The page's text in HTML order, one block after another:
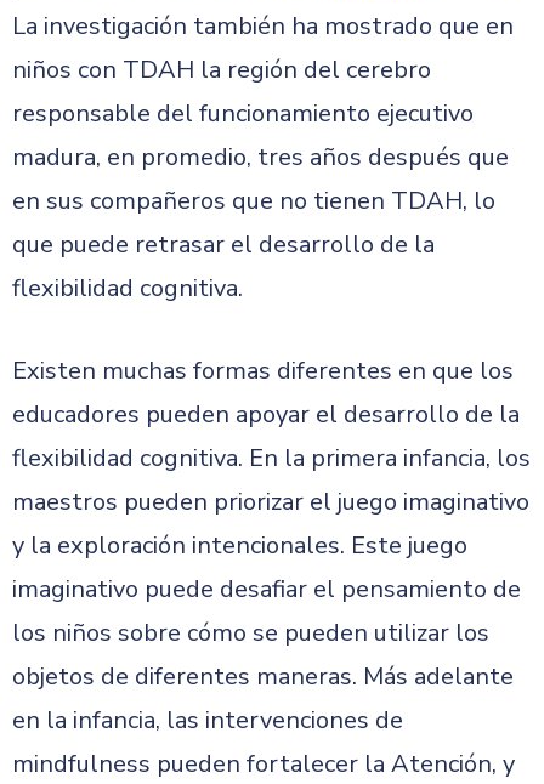
La investigación también ha mostrado que en
niños con TDAH la región del cerebro
responsable del funcionamiento ejecutivo
madura, en promedio, tres años después que
en sus compañeros que no tienen TDAH, lo
que puede retrasar el desarrollo de la
flexibilidad cognitiva.
Existen muchas formas diferentes en que los
educadores pueden apoyar el desarrollo de la
flexibilidad cognitiva. En la primera infancia, los
maestros pueden priorizar el juego imaginativo
y la exploración intencionales. Este juego
imaginativo puede desafiar el pensamiento de
los niños sobre cómo se pueden utilizar los
objetos de diferentes maneras. Más adelante
en la infancia, las intervenciones de
mindfulness pueden fortalecer la Atención, y